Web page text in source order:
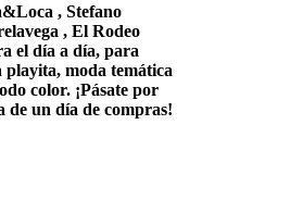
, Stefano
, El Rodeo
el día a día, para
playita, moda temática
color. ¡Pásate por
un día de compras!